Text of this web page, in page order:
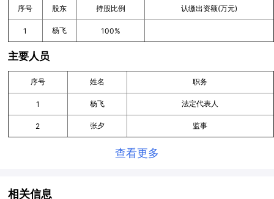
序号 股东 持股比例 认缴出资额(万元)
1 杨飞 100%
主要人员
序号 姓名 职务
1 杨飞 法定代表人
2 张夕 监事
查看更多
相关信息